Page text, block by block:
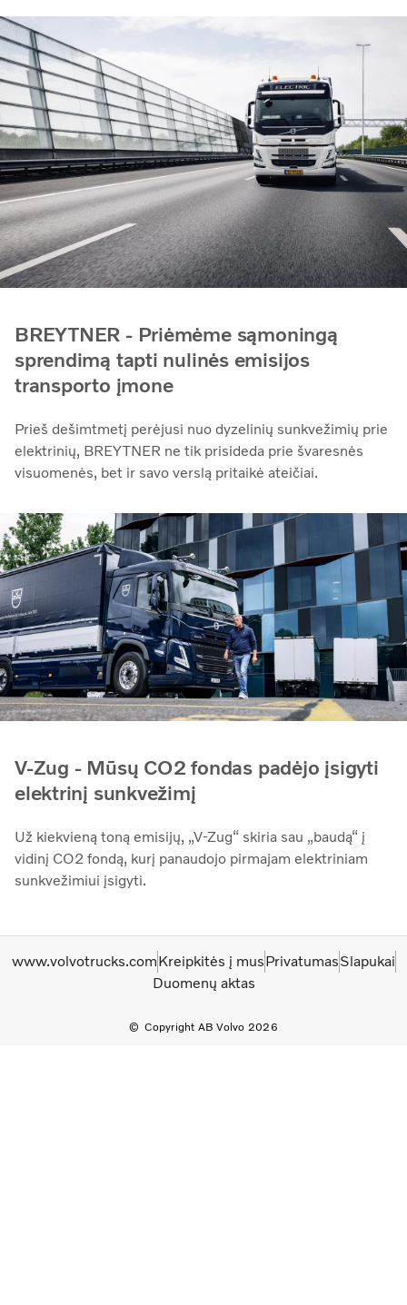
BREYTNER - Priėmėme sąmoningą
sprendimą tapti nulinės emisijos
transporto įmone
Prieš dešimtmetį perėjusi nuo dyzelinių sunkvežimių prie
elektrinių, BREYTNER ne tik prisideda prie švaresnės
visuomenės, bet ir savo verslą pritaikė ateičiai.
V-Zug - Mūsų CO2 fondas padėjo įsigyti
elektrinį sunkvežimį
Už kiekvieną toną emisijų, „V-Zug“ skiria sau „baudą“ į
vidinį CO2 fondą, kurį panaudojo pirmajam elektriniam
sunkvežimiui įsigyti.
Copyright AB Volvo 2026
www.volvotrucks.comKreipkitės į musPrivatumasSlapukai
Duomenų aktas